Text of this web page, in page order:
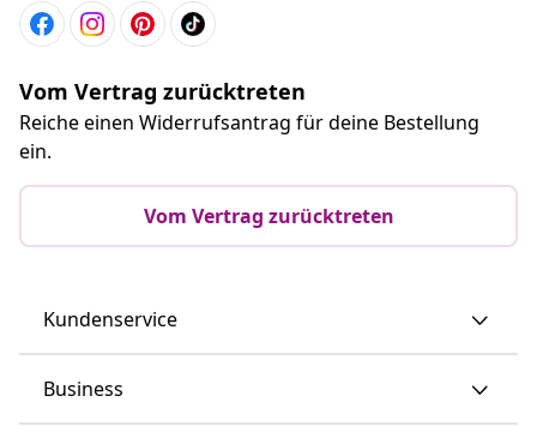
Vom Vertrag zurücktreten
Reiche einen Widerrufsantrag für deine Bestellung
ein.
Vom Vertrag zurücktreten
Kundenservice
Business